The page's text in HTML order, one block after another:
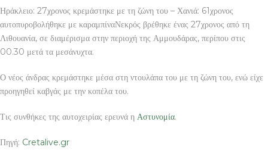
Ηράκλειο: 27χρονος κρεμάστηκε με τη ζώνη του – Χανιά: 61χρονος
αυτοπυροβολήθηκε με καραμπίναΝεκρός βρέθηκε ένας 27χρονος από τη
Λιθουανία, σε διαμέρισμα στην περιοχή της Αμμουδάρας, περίπου στις
00.30 μετά τα μεσάνυχτα.
Ο νέος άνδρας κρεμάστηκε μέσα στη ντουλάπα του με τη ζώνη του, ενώ είχε
προηγηθεί καβγάς με την κοπέλα του.
Τις συνθήκες της αυτοχειρίας ερευνά η Αστυνομία.
Πηγή: Cretalive.gr